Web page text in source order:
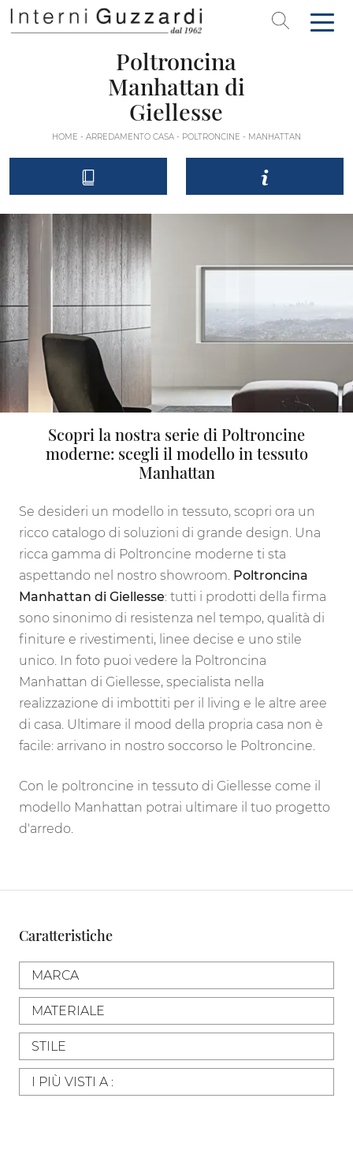
Poltroncina
Manhattan di
Giellesse
HOME - ARREDAMENTO CASA - POLTRONCINE - MANHATTAN
Con le poltroncine in tessuto di Giellesse come il
modello Manhattan potrai ultimare il tuo progetto
d'arredo.
Scopri la nostra serie di Poltroncine
moderne: scegli il modello in tessuto
Manhattan
Se desideri un modello in tessuto, scopri ora un
ricco catalogo di soluzioni di grande design. Una
ricca gamma di Poltroncine moderne ti sta
aspettando nel nostro showroom. Poltroncina
Manhattan di Giellesse: tutti i prodotti della firma
sono sinonimo di resistenza nel tempo, qualità di
finiture e rivestimenti, linee decise e uno stile
unico. In foto puoi vedere la Poltroncina
Manhattan di Giellesse, specialista nella
realizzazione di imbottiti per il living e le altre aree
di casa. Ultimare il mood della propria casa non è
facile: arrivano in nostro soccorso le Poltroncine.
Caratteristiche
MARCA
MATERIALE
STILE
I PIÙ VISTI A :